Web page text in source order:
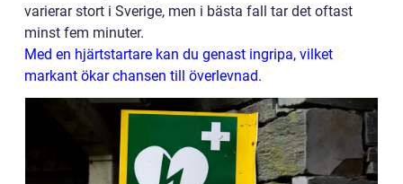
varierar stort i Sverige, men i bästa fall tar det oftast
minst fem minuter.
Med en hjärtstartare kan du genast ingripa, vilket
markant ökar chansen till överlevnad.